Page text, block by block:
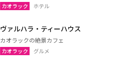
カオラック ホテル
ヴァルハラ・ティーハウス
カオラックの絶景カフェ
カオラック グルメ